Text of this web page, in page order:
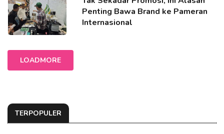
Penting Bawa Brand ke Pameran
Internasional
LOADMORE
TERPOPULER